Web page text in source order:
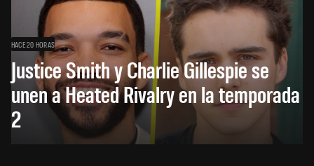
HACE 20 HORAS
Justice Smith y Charlie Gillespie se
unen a Heated Rivalry en la temporada
2